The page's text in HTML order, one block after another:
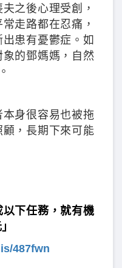
之後心理受創，
走路都在忍痛，
患有憂鬱症。如
的鄧媽媽，自然
身很容易也被拖
顧，長期下來可能
以下任務，就有機
487fwn